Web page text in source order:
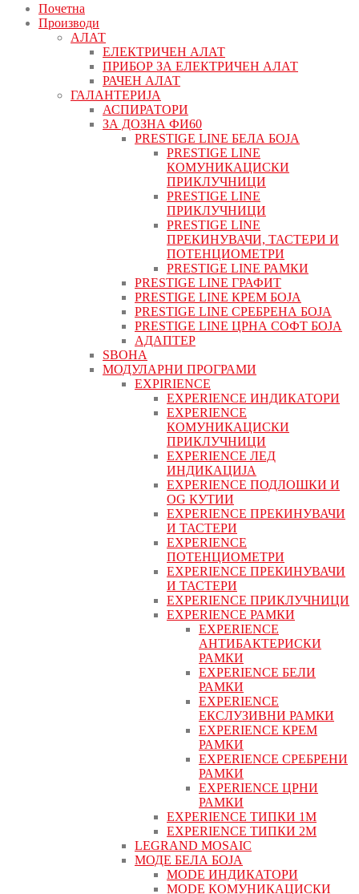
Почетна
Производи
АЛАТ
ЕЛЕКТРИЧЕН АЛАТ
ПРИБОР ЗА ЕЛЕКТРИЧЕН АЛАТ
РАЧЕН АЛАТ
ГАЛАНТЕРИЈА
АСПИРАТОРИ
ЗА ДОЗНА ФИ60
PRESTIGE LINE БЕЛА БОЈА
PRESTIGE LINE
КОМУНИКАЦИСКИ
ПРИКЛУЧНИЦИ
PRESTIGE LINE
ПРИКЛУЧНИЦИ
PRESTIGE LINE
ПРЕКИНУВАЧИ, ТАСТЕРИ И
ПОТЕНЦИОМЕТРИ
PRESTIGE LINE РАМКИ
PRESTIGE LINE ГРАФИТ
PRESTIGE LINE КРЕМ БОЈА
PRESTIGE LINE СРЕБРЕНА БОЈА
PRESTIGE LINE ЦРНА СОФТ БОЈА
АДАПТЕР
ЅВОНА
МОДУЛАРНИ ПРОГРАМИ
EXPIRIENCE
EXPERIENCE ИНДИКАТОРИ
EXPERIENCE
КОМУНИКАЦИСКИ
ПРИКЛУЧНИЦИ
EXPERIENCE ЛЕД
ИНДИКАЦИЈА
EXPERIENCE ПОДЛОШКИ И
OG КУТИИ
EXPERIENCE ПРЕКИНУВАЧИ
И ТАСТЕРИ
EXPERIENCE
ПОТЕНЦИОМЕТРИ
EXPERIENCE ПРЕКИНУВАЧИ
И ТАСТЕРИ
EXPERIENCE ПРИКЛУЧНИЦИ
EXPERIENCE РАМКИ
EXPERIENCE
АНТИБАКТЕРИСКИ
РАМКИ
EXPERIENCE БЕЛИ
РАМКИ
EXPERIENCE
ЕКСЛУЗИВНИ РАМКИ
EXPERIENCE КРЕМ
РАМКИ
EXPERIENCE СРЕБРЕНИ
РАМКИ
EXPERIENCE ЦРНИ
РАМКИ
EXPERIENCE ТИПКИ 1M
EXPERIENCE ТИПКИ 2М
LEGRAND MOSAIC
МОДЕ БЕЛА БОЈА
MODE ИНДИКАТОРИ
MODE КОМУНИКАЦИСКИ